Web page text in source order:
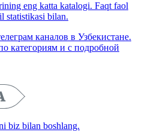
eng katta katalogi. Faqt faol
statistikasi bilan.
каналов в Узбекистане.
категориям и с подробной
biz bilan boshlang.